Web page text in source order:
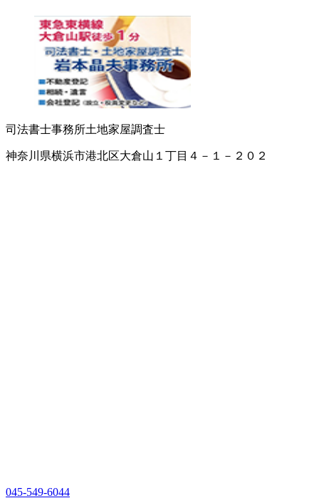
司法書士事務所土地家屋調査士
神奈川県横浜市港北区大倉山１丁目４－１－２０２
045-549-6044